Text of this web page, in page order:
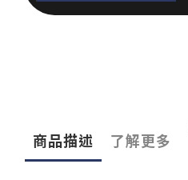
商品描述 了解更多